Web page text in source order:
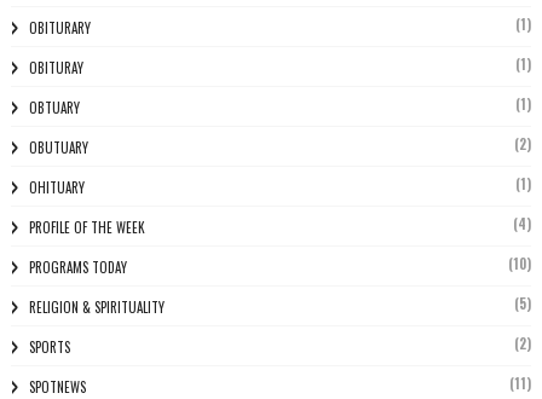
OBITURARY (1)
OBITURAY (1)
OBTUARY (1)
OBUTUARY (2)
OHITUARY (1)
PROFILE OF THE WEEK (4)
PROGRAMS TODAY (10)
RELIGION & SPIRITUALITY (5)
SPORTS (2)
SPOTNEWS (11)